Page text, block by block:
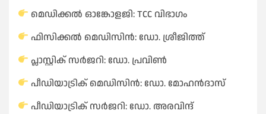
മെഡിക്കൽ ഓങ്കോളജി: TCC വിഭാഗം
ഫിസിക്കൽ മെഡിസിൻ: ഡോ. ശ്രീജിത്ത്
പ്ലാസ്റ്റിക് സർജറി: ഡോ. പ്രവിൺ
പീഡിയാട്രിക് മെഡിസിൻ: ഡോ. മോഹൻദാസ്
പീഡിയാട്രിക് സർജറി: ഡോ. അരവിന്ദ്